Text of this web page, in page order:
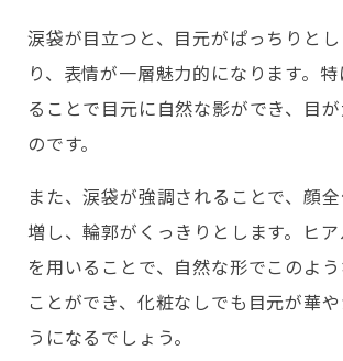
涙袋が目立つと、目元がぱっちりと
り、表情が一層魅力的になります。
ることで目元に自然な影ができ、目
のです。
また、涙袋が強調されることで、顔
増し、輪郭がくっきりとします。ヒ
を用いることで、自然な形でこのよ
ことができ、化粧なしでも目元が華
うになるでしょう。